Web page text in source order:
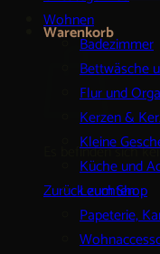
Warenkorb
Es befinden sich
Zurück zum Shop
Wohnen
Badezimmer
Bettwäsche
Flur und
Kerzen &
Kleine
Küche und
Leuchten
Papeterie,